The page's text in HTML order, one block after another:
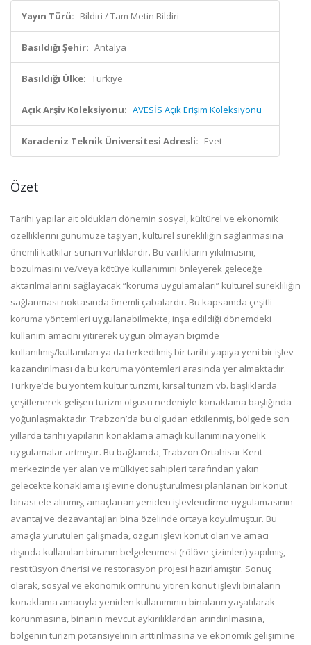
Yayın Türü: Bildiri / Tam Metin Bildiri
Basıldığı Şehir: Antalya
Basıldığı Ülke: Türkiye
Açık Arşiv Koleksiyonu: AVESİS Açık Erişim Koleksiyonu
Karadeniz Teknik Üniversitesi Adresli: Evet
Özet
Tarihi yapılar ait oldukları dönemin sosyal, kültürel ve ekonomik
özelliklerini günümüze taşıyan, kültürel sürekliliğin sağlanmasına
önemli katkılar sunan varlıklardır. Bu varlıkların yıkılmasını,
bozulmasını ve/veya kötüye kullanımını önleyerek geleceğe
aktarılmalarını sağlayacak “koruma uygulamaları” kültürel sürekliliğin
sağlanması noktasında önemli çabalardır. Bu kapsamda çeşitli
koruma yöntemleri uygulanabilmekte, inşa edildiği dönemdeki
kullanım amacını yitirerek uygun olmayan biçimde
kullanılmış/kullanılan ya da terkedilmiş bir tarihi yapıya yeni bir işlev
kazandırılması da bu koruma yöntemleri arasında yer almaktadır.
Türkiye’de bu yöntem kültür turizmi, kırsal turizm vb. başlıklarda
çeşitlenerek gelişen turizm olgusu nedeniyle konaklama başlığında
yoğunlaşmaktadır. Trabzon’da bu olgudan etkilenmiş, bölgede son
yıllarda tarihi yapıların konaklama amaçlı kullanımına yönelik
uygulamalar artmıştır. Bu bağlamda, Trabzon Ortahisar Kent
merkezinde yer alan ve mülkiyet sahipleri tarafından yakın
gelecekte konaklama işlevine dönüştürülmesi planlanan bir konut
binası ele alınmış, amaçlanan yeniden işlevlendirme uygulamasının
avantaj ve dezavantajları bina özelinde ortaya koyulmuştur. Bu
amaçla yürütülen çalışmada, özgün işlevi konut olan ve amacı
dışında kullanılan binanın belgelenmesi (rölöve çizimleri) yapılmış,
restitüsyon önerisi ve restorasyon projesi hazırlamıştır. Sonuç
olarak, sosyal ve ekonomik ömrünü yitiren konut işlevli binaların
konaklama amacıyla yeniden kullanımının binaların yaşatılarak
korunmasına, binanın mevcut aykırılıklardan arındırılmasına,
bölgenin turizm potansiyelinin arttırılmasına ve ekonomik gelişimine